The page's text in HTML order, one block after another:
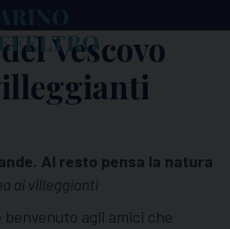
Vescovo
Al resto pensa la natura
ai villeggianti
agli amici che